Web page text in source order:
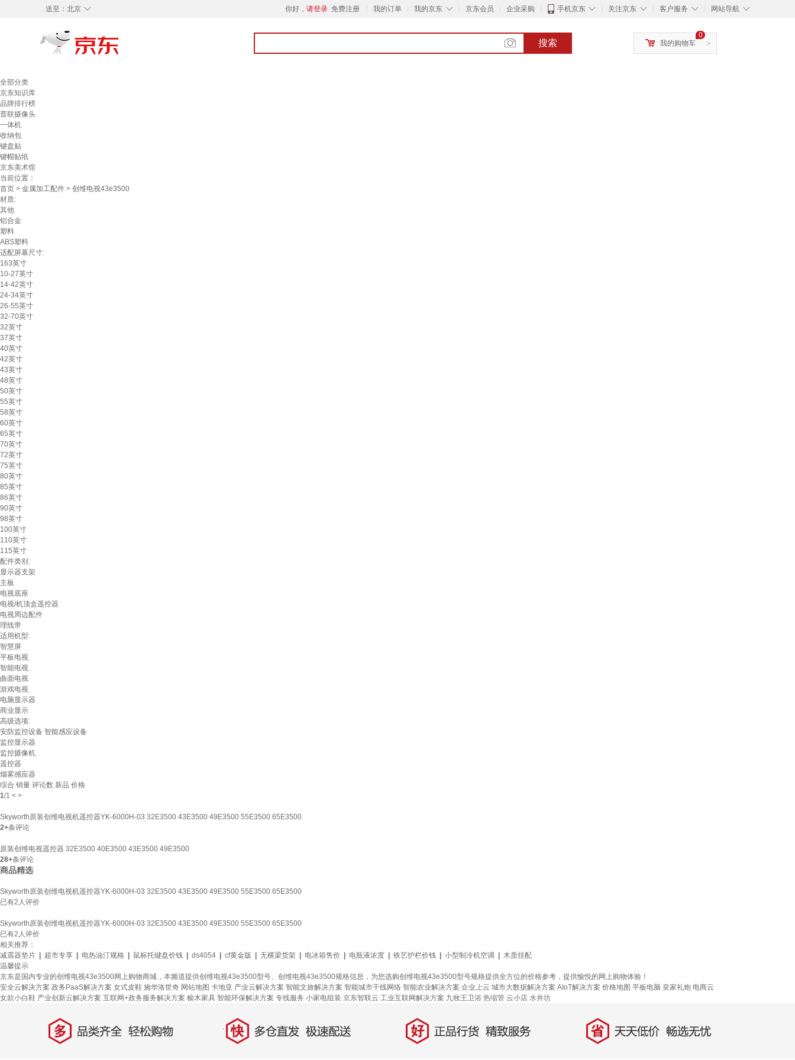
◇
送至： 北京 你好， 请登录 免费注册 我的订单 ◇
我的京东 京东会员 企业采购 ◇
手机京东 ◇
关注京东 ◇
客户服务 ◇
网站导航
搜索 >
0
我的购物车
全部分类
京东知识库
品牌排行榜
普联摄像头
一体机
收纳包
键盘贴
键帽贴纸
京东美术馆
当前位置：
首页 > 金属加工配件 > 创维电视43e3500
材质:
其他
铝合金
塑料
ABS塑料
适配屏幕尺寸:
163英寸
10-27英寸
14-42英寸
24-34英寸
26-55英寸
32-70英寸
32英寸
37英寸
40英寸
42英寸
43英寸
48英寸
50英寸
55英寸
58英寸
60英寸
65英寸
70英寸
72英寸
75英寸
80英寸
85英寸
86英寸
90英寸
98英寸
100英寸
110英寸
115英寸
配件类别:
显示器支架
主板
电视底座
电视/机顶盒遥控器
电视周边配件
理线带
适用机型:
智慧屏
平板电视
智能电视
曲面电视
游戏电视
电脑显示器
商业显示
高级选项:
安防监控设备 智能感应设备
监控显示器
监控摄像机
遥控器
烟雾感应器
综合 销量 评论数 新品 价格
1/1 < >
Skyworth原装创维电视机遥控器YK-6000H-03 32E3500 43E3500 49E3500 55E3500 65E3500
2+条评论
原装创维电视遥控器 32E3500 40E3500 43E3500 49E3500
28+条评论
商品精选
Skyworth原装创维电视机遥控器YK-6000H-03 32E3500 43E3500 49E3500 55E3500 65E3500
已有2 人评价
Skyworth原装创维电视机遥控器YK-6000H-03 32E3500 43E3500 49E3500 55E3500 65E3500
已有2 人评价
相关推荐：
减震器垫片
超市专享 电热油汀规格 鼠标托键盘价钱 ds4054 cf黄金版 无横梁货架 电冰箱售价 电瓶液浓度 铁艺护栏价钱 小型制冷机空调
木质挂配
温馨提示
京东是国内专业的创维电视43e3500网上购物商城，本频道提供创维电视43e3500型号、创维电视43e3500规格信息，为您选购创维电视43e3500型号规格提供全方位的价格参考，提供愉悦的网上购物体验！
安全云解决方案 政务PaaS解决方案 女式皮鞋 施华洛世奇 网站地图 卡地亚 产业云解决方案 智能文旅解决方案 智能城市干线网络 智能农业解决方案 企业上云 城市大数据解决方案 AIoT解决方案 价格地图 平板电脑 皇家礼炮 电商云
女款小白鞋 产业创新云解决方案 互联网+政务服务解决方案 榆木家具 智能环保解决方案 专线服务 小家电组装 京东智联云 工业互联网解决方案 九牧王卫浴 热缩管 云小店 水井坊
多 品类齐全，轻松购物 快 多仓直发，极速配送 好 正品行货，精致服务 省 天天低价，畅选无忧